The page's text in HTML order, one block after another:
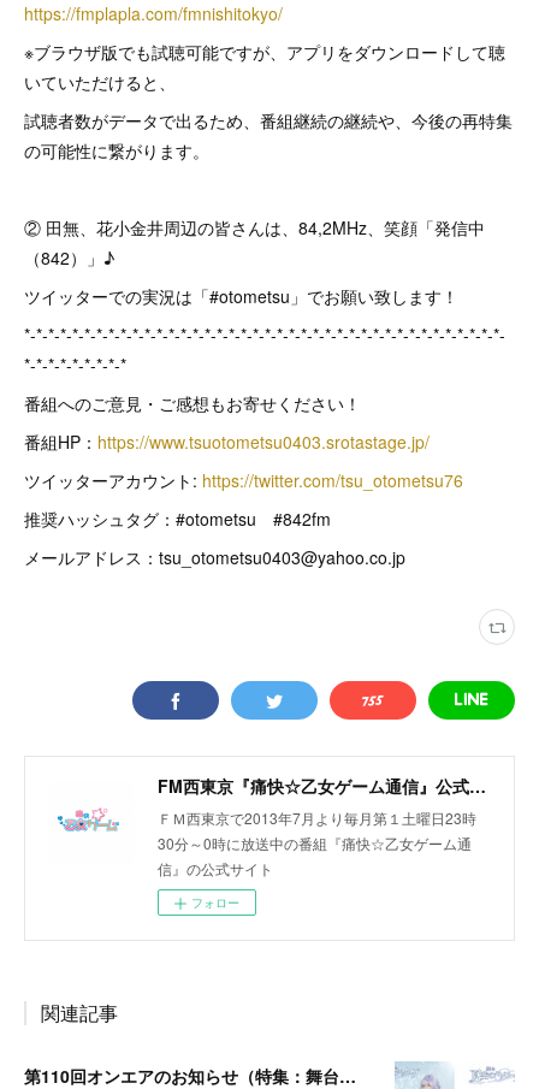
https://fmplapla.com/fmnishitokyo/
※ブラウザ版でも試聴可能ですが、アプリをダウンロードして聴
いていただけると、
試聴者数がデータで出るため、番組継続の継続や、今後の再特集
の可能性に繋がります。
② 田無、花小金井周辺の皆さんは、84,2MHz、笑顔「発信中
（842）」♪
ツイッターでの実況は「#otometsu」でお願い致します！
*-*-*-*-*-*-*-*-*-*-*-*-*-*-*-*-*-*-*-*-*-*-*-*-*-*-*-*-*-*-*-*-*-*-*-*-*-*-*-*-
*-*-*-*-*-*-*-*-*
番組へのご意見・ご感想もお寄せください！
番組HP： https://www.tsuotometsu0403.srotastage.jp/
ツイッターアカウント: https://twitter.com/tsu_otometsu76
推奨ハッシュタグ：#otometsu #842fm
メールアドレス：tsu_otometsu0403@yahoo.co.jp
FM西東京『痛快☆乙女ゲーム通信』公式サイト
ＦＭ西東京で2013年7月より毎月第１土曜日23時
30分～0時に放送中の番組『痛快☆乙女ゲーム通
信』の公式サイト
フォロー
関連記事
第110回オンエアのお知らせ（特集：舞台『夏空のモノローグ』）